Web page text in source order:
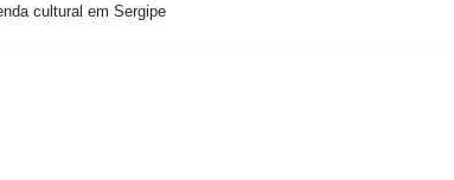
cultural em Sergipe